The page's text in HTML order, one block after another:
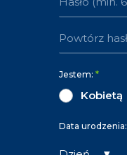
Jestem: *
Kobietą
Data urodzenia: